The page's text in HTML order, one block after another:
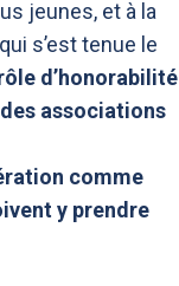
jeunes, et à la
s’est tenue le
d’honorabilité
associations
comme
y prendre